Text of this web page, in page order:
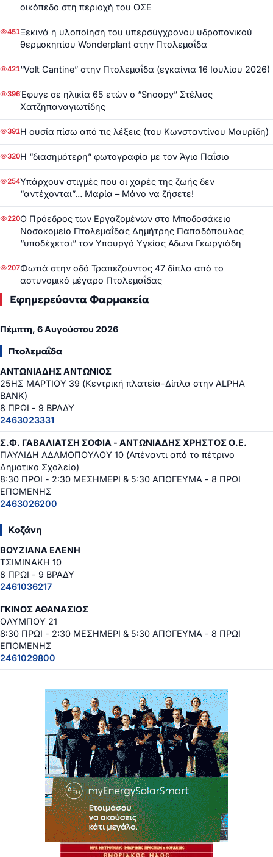
οικόπεδο στη περιοχή του ΟΣΕ
451Ξεκινά η υλοποίηση του υπερσύγχρονου υδροπονικού
θερμοκηπίου Wonderplant στην Πτολεμαΐδα
421“Volt Cantine” στην Πτολεμαΐδα (εγκαίνια 16 Ιουλίου 2026)
396Έφυγε σε ηλικία 65 ετών ο “Snoopy” Στέλιος
Χατζηπαναγιωτίδης
391Η ουσία πίσω από τις λέξεις (του Κωνσταντίνου Μαυρίδη)
320Η “διασημότερη” φωτογραφία με τον Άγιο Παΐσιο
254Υπάρχουν στιγμές που οι χαρές της ζωής δεν
“αντέχονται”… Μαρία – Μάνο να ζήσετε!
220Ο Πρόεδρος των Εργαζομένων στο Μποδοσάκειο
Νοσοκομείο Πτολεμαΐδας Δημήτρης Παπαδόπουλος
“υποδέχεται” τον Υπουργό Υγείας Άδωνι Γεωργιάδη
207Φωτιά στην οδό Τραπεζούντος 47 δίπλα από το
αστυνομικό μέγαρο Πτολεμαΐδας
Εφημερεύοντα Φαρμακεία
Πέμπτη, 6 Αυγούστου 2026
Πτολεμαΐδα
ΑΝΤΩΝΙΑΔΗΣ ΑΝΤΩΝΙΟΣ
25ΗΣ ΜΑΡΤΙΟΥ 39 (Κεντρική πλατεία-Δίπλα στην ALPHA
BANK)
8 ΠΡΩΙ - 9 ΒΡΑΔΥ
2463023331
Σ.Φ. ΓΑΒΑΛΙΑΤΣΗ ΣΟΦΙΑ - ΑΝΤΩΝΙΑΔΗΣ ΧΡΗΣΤΟΣ Ο.Ε.
ΠΑΥΛΙΔΗ ΑΔΑΜΟΠΟΥΛΟΥ 10 (Απέναντι από το πέτρινο
Δημοτικο Σχολείο)
8:30 ΠΡΩΙ - 2:30 ΜΕΣΗΜΕΡΙ & 5:30 ΑΠΟΓΕΥΜΑ - 8 ΠΡΩΙ
ΕΠΟΜΕΝΗΣ
2463026200
Κοζάνη
ΒΟΥΖΙΑΝΑ ΕΛΕΝΗ
ΤΣΙΜΙΝΑΚΗ 10
8 ΠΡΩΙ - 9 ΒΡΑΔΥ
2461036217
ΓΚΙΝΟΣ ΑΘΑΝΑΣΙΟΣ
ΟΛΥΜΠΟΥ 21
8:30 ΠΡΩΙ - 2:30 ΜΕΣΗΜΕΡΙ & 5:30 ΑΠΟΓΕΥΜΑ - 8 ΠΡΩΙ
ΕΠΟΜΕΝΗΣ
2461029800